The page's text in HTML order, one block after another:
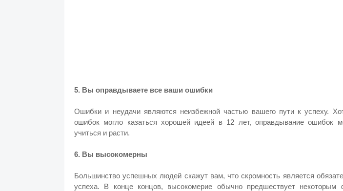
5. Вы оправдываете все ваши ошибки
Ошибки и неудачи являются неизбежной частью вашего пути к успеху.
ошибок могло казаться хорошей идеей в 12 лет, оправдывание ошибок
учиться и расти.
6. Вы высокомерны
Большинство успешных людей скажут вам, что скромность является
успеха. В конце концов, высокомерие обычно предшествует некоторым